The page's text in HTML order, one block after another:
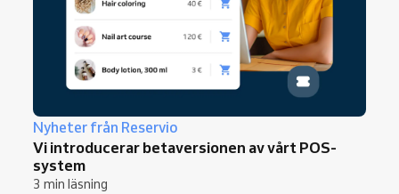
Nyheter från Reservio
Vi introducerar betaversionen av vårt POS-
system
3 min läsning